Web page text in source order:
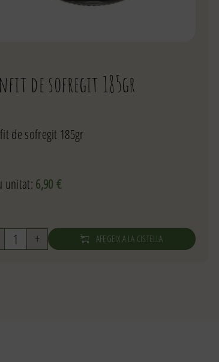
de sofregit 185gr
de sofregit 185gr
unitat: 6,90 €
quantitat
AFEGEIX A LA CISTELLA